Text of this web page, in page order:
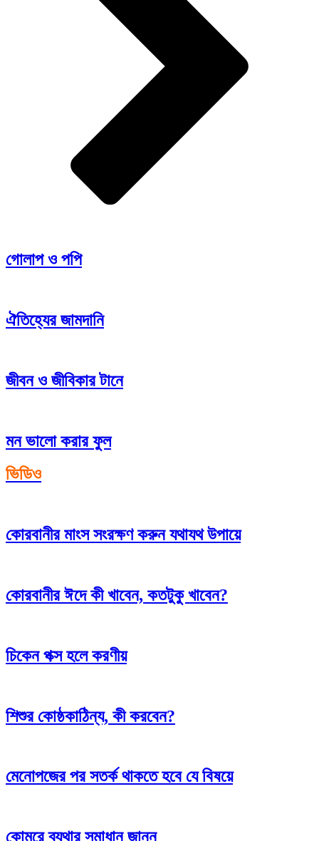
গোলাপ ও পপি
ঐতিহ্যের জামদানি
জীবন ও জীবিকার টানে
মন ভালো করার ফুল
ভিডিও
কোরবানীর মাংস সংরক্ষণ করুন যথাযথ উপায়ে
কোরবানীর ঈদে কী খাবেন, কতটুকু খাবেন?
চিকেন পক্স হলে করণীয়
শিশুর কোষ্ঠকাঠিন্য, কী করবেন?
মেনোপজের পর সতর্ক থাকতে হবে যে বিষয়ে
কোমরে ব্যথার সমাধান জানুন